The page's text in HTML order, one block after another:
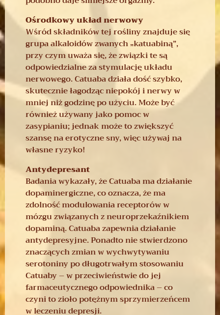
Ośrodkowy układ nerwowy
Wśród składników tej rośliny znajduje się
grupa alkaloidów zwanych „katuabiną”,
przy czym uważa się, że związki te są
odpowiedzialne za stymulację układu
nerwowego. Catuaba działa dość szybko,
skutecznie łagodząc niepokój i nerwy w
mniej niż godzinę po użyciu. Może być
również używany jako pomoc w
zasypianiu; jednak może to zwiększyć
szansę na erotyczne sny, więc używaj na
własne ryzyko!
Antydepresant
Badania wykazały, że Catuaba ma działanie
dopaminergiczne, co oznacza, że ​​ma
zdolność modulowania receptorów w
mózgu związanych z neuroprzekaźnikiem
dopaminą. Catuaba zapewnia działanie
antydepresyjne. Ponadto nie stwierdzono
znaczących zmian w wychwytywaniu
serotoniny po długotrwałym stosowaniu
Catuaby – w przeciwieństwie do jej
farmaceutycznego odpowiednika – co
czyni to zioło potężnym sprzymierzeńcem
w leczeniu depresji.